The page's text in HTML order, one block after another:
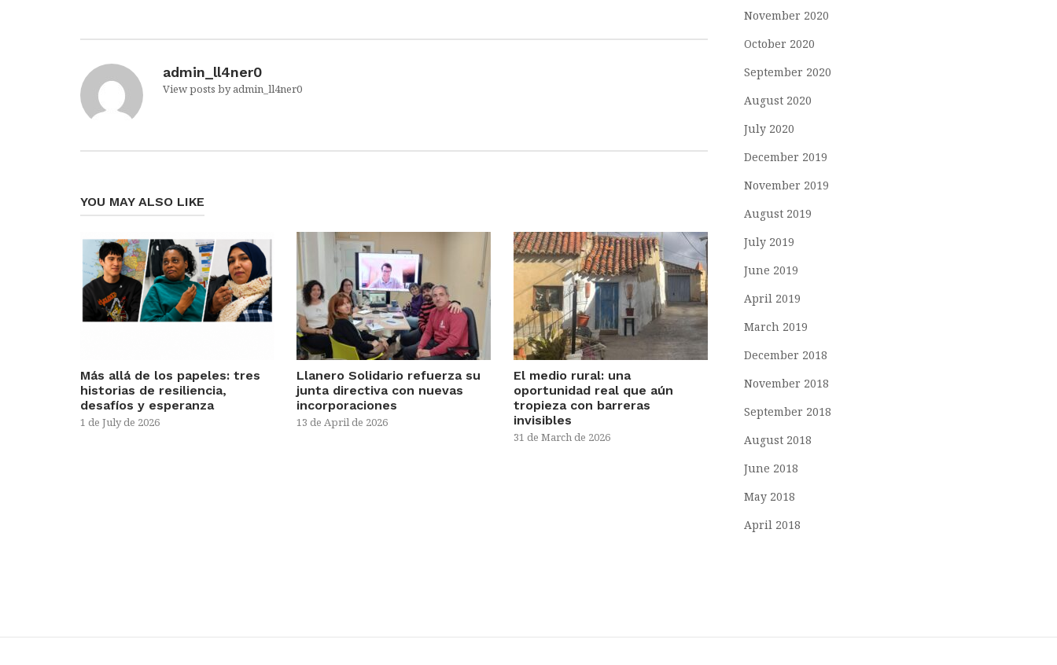
admin_ll4ner0
View posts by admin_ll4ner0
YOU MAY ALSO LIKE
Más allá de los papeles: tres
historias de resiliencia,
desafíos y esperanza
1 de July de 2026
Llanero Solidario refuerza su
junta directiva con nuevas
incorporaciones
13 de April de 2026
El medio rural: una
oportunidad real que aún
tropieza con barreras
invisibles
31 de March de 2026
November 2020
October 2020
September 2020
August 2020
July 2020
December 2019
November 2019
August 2019
July 2019
June 2019
April 2019
March 2019
December 2018
November 2018
September 2018
August 2018
June 2018
May 2018
April 2018